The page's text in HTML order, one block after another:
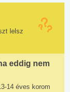
lelsz
eddig nem
14 éves korom